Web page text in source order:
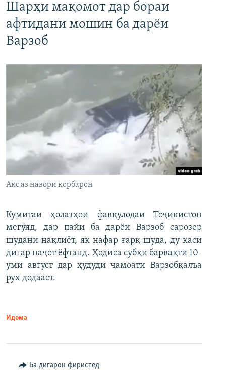
Шарҳи мақомот дар бораи
афтидани мошин ба дарёи
Варзоб
Акс аз навори корбарон
Кумитаи ҳолатҳои фавқулодаи Тоҷикистон
мегӯяд, дар пайи ба дарёи Варзоб сарозер
шудани нақлиёт, як нафар ғарқ шуда, ду каси
дигар наҷот ёфтанд. Ҳодиса субҳи барвақти 10-
уми август дар ҳудуди ҷамоати Варзобқалъа
рух додааст.
Идома
Ба дигарон фиристед